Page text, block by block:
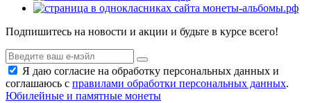
Подпишитесь на новости и акции и будьте в курсе всего!
Я даю согласие на обработку персональных данных и
соглашаюсь с правилами обработки персональных данных.
Юбилейные и памятные монеты